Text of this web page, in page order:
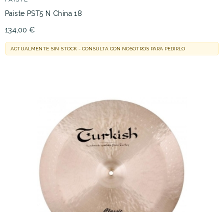
Paiste PST5 N China 18
134,00 €
ACTUALMENTE SIN STOCK - CONSULTA CON NOSOTROS PARA PEDIRLO